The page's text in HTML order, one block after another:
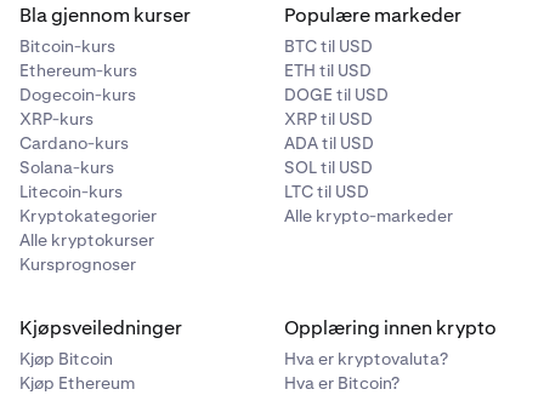
Bla gjennom kurser
Bitcoin-kurs
Ethereum-kurs
Dogecoin-kurs
XRP-kurs
Cardano-kurs
Solana-kurs
Litecoin-kurs
Kryptokategorier
Alle kryptokurser
Kursprognoser
Populære markeder
BTC til USD
ETH til USD
DOGE til USD
XRP til USD
ADA til USD
SOL til USD
LTC til USD
Alle krypto-markeder
Kjøpsveiledninger
Kjøp Bitcoin
Kjøp Ethereum
Opplæring innen krypto
Hva er kryptovaluta?
Hva er Bitcoin?